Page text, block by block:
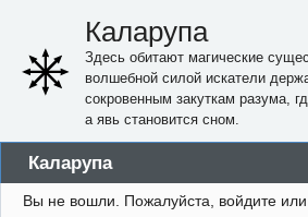
Каларупа
Здесь обитают магические
волшебной силой искатели
сокровенным закуткам разума,
а явь становится сном.
Каларупа
Блог
Вы не вошли. Пожалуйста, войдите или